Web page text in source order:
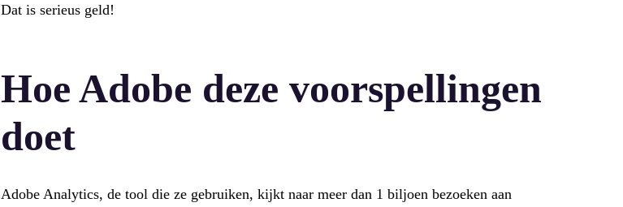
Dat is serieus geld!
Hoe Adobe deze voorspellingen
doet
Adobe Analytics, de tool die ze gebruiken, kijkt naar meer dan 1 biljoen bezoeken aan